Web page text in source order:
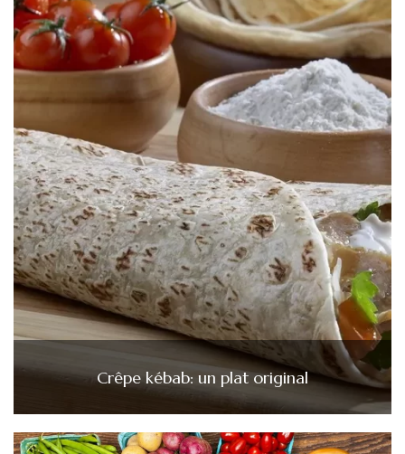
Crêpe kébab: un plat original